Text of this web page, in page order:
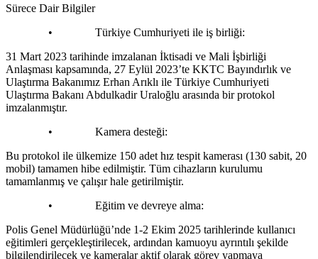
Sürece Dair Bilgiler
• Türkiye Cumhuriyeti ile iş birliği:
31 Mart 2023 tarihinde imzalanan İktisadi ve Mali İşbirliği
Anlaşması kapsamında, 27 Eylül 2023’te KKTC Bayındırlık ve
Ulaştırma Bakanımız Erhan Arıklı ile Türkiye Cumhuriyeti
Ulaştırma Bakanı Abdulkadir Uraloğlu arasında bir protokol
imzalanmıştır.
• Kamera desteği:
Bu protokol ile ülkemize 150 adet hız tespit kamerası (130 sabit, 20
mobil) tamamen hibe edilmiştir. Tüm cihazların kurulumu
tamamlanmış ve çalışır hale getirilmiştir.
• Eğitim ve devreye alma:
Polis Genel Müdürlüğü’nde 1-2 Ekim 2025 tarihlerinde kullanıcı
eğitimleri gerçekleştirilecek, ardından kamuoyu ayrıntılı şekilde
bilgilendirilecek ve kameralar aktif olarak görev yapmaya